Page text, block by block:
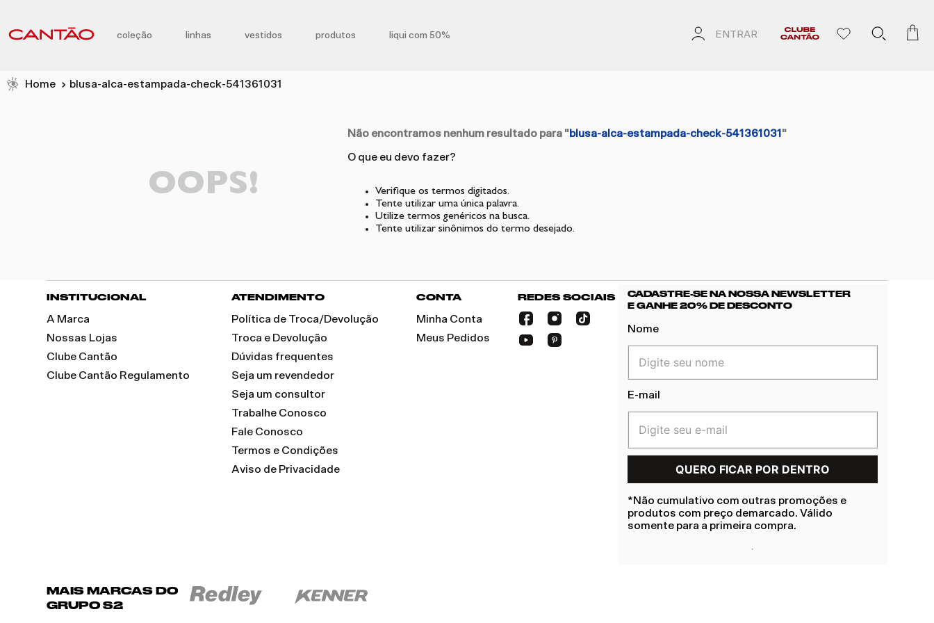
coleção linhas vestidos produtos liqui com 50% ENTRAR
blusa-alca-estampada-check-541361031
OOPS!
Não encontramos nenhum resultado para "blusa-alca-estampada-check-541361031 "
O que eu devo fazer?
Verifique os termos digitados.
Tente utilizar uma única palavra.
Utilize termos genéricos na busca.
Tente utilizar sinônimos do termo desejado.
INSTITUCIONAL
A Marca
Nossas Lojas
Clube Cantão
Clube Cantão Regulamento
ATENDIMENTO
Política de Troca/Devolução
Troca e Devolução
Dúvidas frequentes
Seja um revendedor
Seja um consultor
Trabalhe Conosco
Fale Conosco
Termos e Condições
Aviso de Privacidade
CONTA
Minha Conta
Meus Pedidos
REDES SOCIAIS
CADASTRE-SE NA NOSSA NEWSLETTER
E GANHE 20% DE DESCONTO
Nome
E-mail
*Não cumulativo com outras promoções e
produtos com preço demarcado. Válido
somente para a primeira compra.
MAIS MARCAS DO
GRUPO S2